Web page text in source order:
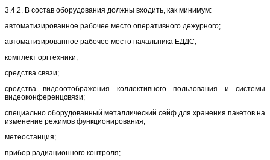
3.4.2. В состав оборудования должны входить, как минимум:
автоматизированное рабочее место оперативного дежурного;
автоматизированное рабочее место начальника ЕДДС;
комплект оргтехники;
средства связи;
средства видеоотображения коллективного пользования и системы
видеоконференцсвязи;
специально оборудованный металлический сейф для хранения пакетов на
изменение режимов функционирования;
метеостанция;
прибор радиационного контроля;